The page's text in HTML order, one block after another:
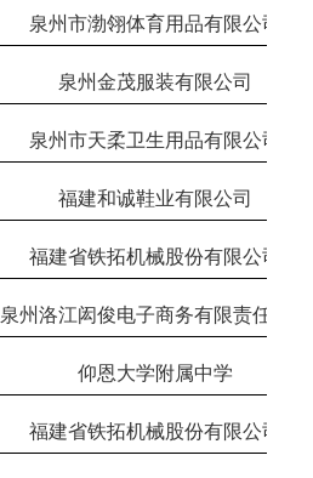
泉州市渤翎体育用品有限公司
泉州金茂服装有限公司
泉州市天柔卫生用品有限公司
福建和诚鞋业有限公司
福建省铁拓机械股份有限公司
泉州洛江闳俊电子商务有限责任公司
仰恩大学附属中学
福建省铁拓机械股份有限公司